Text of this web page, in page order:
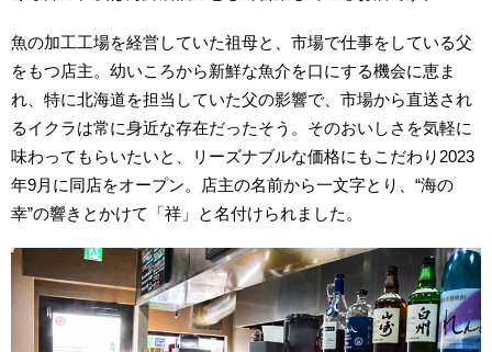
魚の加工工場を経営していた祖母と、市場で仕事をしている父
をもつ店主。幼いころから新鮮な魚介を口にする機会に恵ま
れ、特に北海道を担当していた父の影響で、市場から直送され
るイクラは常に身近な存在だったそう。そのおいしさを気軽に
味わってもらいたいと、リーズナブルな価格にもこだわり2023
年9月に同店をオープン。店主の名前から一文字とり、“海の
幸”の響きとかけて「祥」と名付けられました。